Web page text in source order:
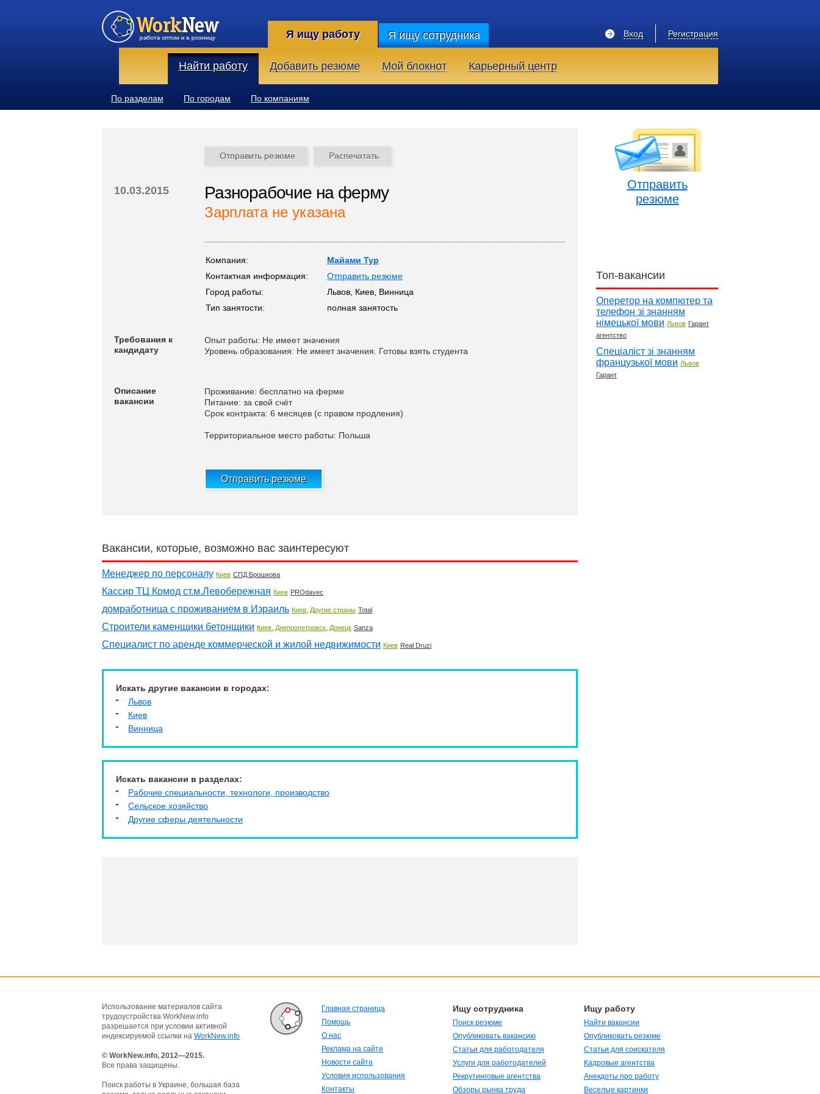
Я ищу работу Я ищу сотрудника Регистрация
Вход
Найти работу Добавить резюме Мой блокнот Карьерный центр
По разделам По городам По компаниям
Отправить резюме Распечатать
10.03.2015 Разнорабочие на ферму
Зарплата не указана
Компания:
Майами Тур
Контактная информация:
Отправить резюме
Город работы:
Львов, Киев, Винница
Тип занятости:
полная занятость
Требования к
кандидату
Опыт работы: Не имеет значения
Уровень образования: Не имеет значения. Готовы взять студента
Описание
вакансии
Проживание: бесплатно на ферме
Питание: за свой счёт
Срок контракта: 6 месяцев (с правом продления)
Территориальное место работы: Польша
Отправить резюме
Вакансии, которые, возможно вас заинтересуют
Менеджер по персоналу Киев СПД Брошкова
Кассир ТЦ Комод ст.м.Левобережная Киев PROdavec
домработница с проживанием в Израиль Киев, Другие страны Total
Строители каменщики бетонщики Киев, Днепропетровск, Донецк Sanza
Специалист по аренде коммерческой и жилой недвижимости Киев Real Druzi
Искать другие вакансии в городах:
Львов
Киев
Винница
Искать вакансии в разделах:
Рабочие специальности, технологи, производство
Сельское хозяйство
Другие сферы деятельности
Отправить
резюме
Топ-вакансии
Оперетор на компютер та
телефон зі знанням
німецької мови Львов Гарант
агентство
Спеціаліст зі знанням
французької мови Львов
Гарант
Использование материалов сайта
трудоустройства WorkNew.info
разрешается при условии активной
индексируемой ссылки на WorkNew.info
© WorkNew.info, 2012—2015.
Все права защищены.
Поиск работы в Украине, большая база
Главная страница
Помощь
О нас
Реклама на сайте
Новости сайта
Условия использования
Контакты
Ищу сотрудника
Поиск резюме
Опубликовать вакансию
Статьи для работодателя
Услуги для работодателей
Рекрутинговые агентства
Обзоры рынка труда
Ищу работу
Найти вакансии
Опубликовать резюме
Статьи для соискателя
Кадровые агентства
Анекдоты про работу
Веселые картинки